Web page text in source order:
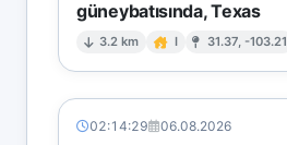
güneybatısında, Texas
3.2 km I 31.37, -103.21
02:14:29 06.08.2026